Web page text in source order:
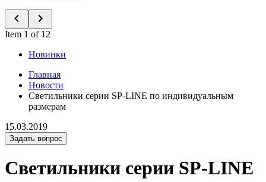
Item 1 of 12
Новинки
Главная
Новости
Светильники серии SP-LINE по индивидуальным
размерам
15.03.2019
Задать вопрос
Светильники серии SP-LINE